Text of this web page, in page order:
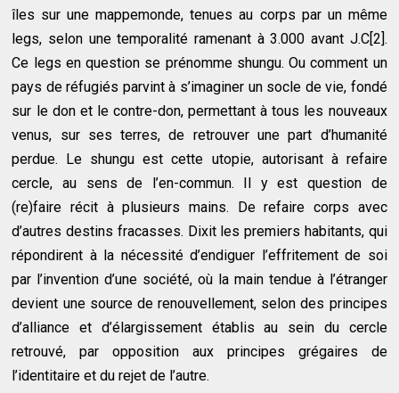
îles sur une mappemonde, tenues au corps par un même
legs, selon une temporalité ramenant à 3.000 avant J.C[2].
Ce legs en question se prénomme shungu. Ou comment un
pays de réfugiés parvint à s’imaginer un socle de vie, fondé
sur le don et le contre-don, permettant à tous les nouveaux
venus, sur ses terres, de retrouver une part d’humanité
perdue. Le shungu est cette utopie, autorisant à refaire
cercle, au sens de l’en-commun. Il y est question de
(re)faire récit à plusieurs mains. De refaire corps avec
d’autres destins fracasses. Dixit les premiers habitants, qui
répondirent à la nécessité d’endiguer l’effritement de soi
par l’invention d’une société, où la main tendue à l’étranger
devient une source de renouvellement, selon des principes
d’alliance et d’élargissement établis au sein du cercle
retrouvé, par opposition aux principes grégaires de
l’identitaire et du rejet de l’autre.